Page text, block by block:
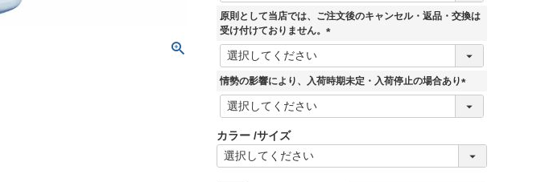
須
原則として当店では、ご注文後のキャンセル・返品・交換は
受け付けておりません。
(
須
情勢の影響により、入荷時期未定・入荷停止の場合あり
(
)
カラー サイズ